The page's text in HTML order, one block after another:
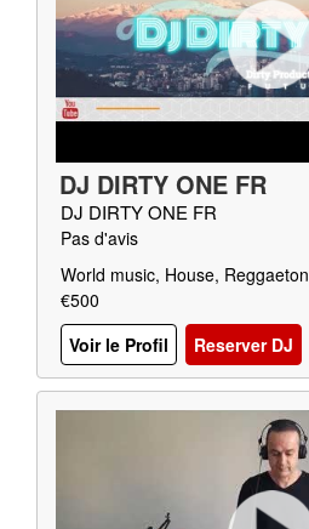
DJ DIRTY ONE FR
DJ DIRTY ONE FR
Pas d'avis
World music, House, Reggaeton
€500
Voir le Profil
Reserver DJ